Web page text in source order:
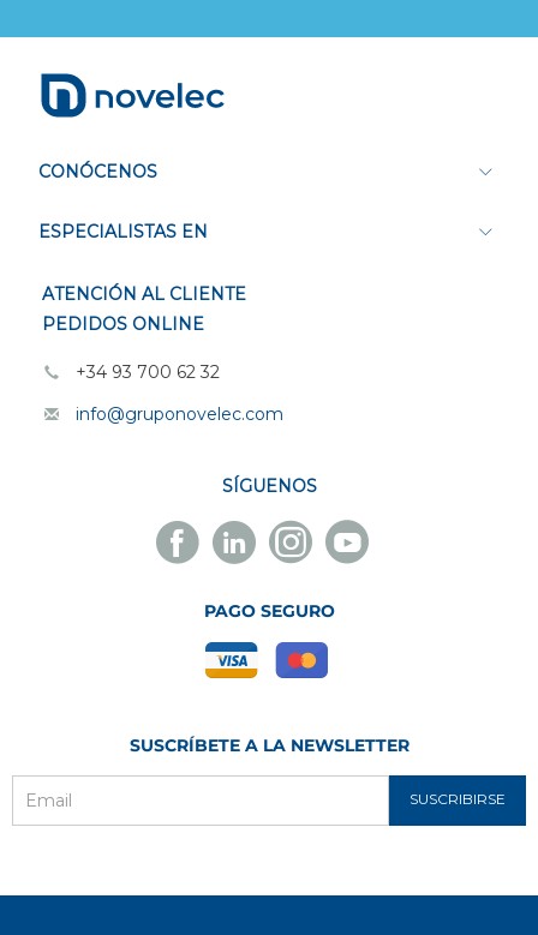
CONÓCENOS
ESPECIALISTAS EN
ATENCIÓN AL CLIENTE
PEDIDOS ONLINE
+34 93 700 62 32
info@gruponovelec.com
SÍGUENOS
Facebook
Novelec
Linkedin
Novelec
Instagram
Novelec
Youtube
Novelec
PAGO SEGURO
SUSCRÍBETE A LA NEWSLETTER
SUSCRIBIRSE